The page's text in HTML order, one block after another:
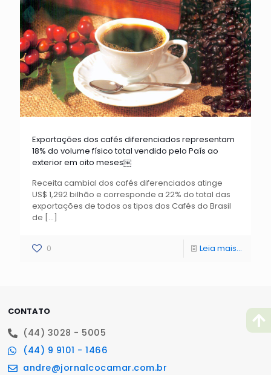
Exportações dos cafés diferenciados representam
18% do volume físico total vendido pelo País ao
exterior em oito meses￼
Receita cambial dos cafés diferenciados atinge
US$ 1,292 bilhão e corresponde a 22% do total das
exportações de todos os tipos dos Cafés do Brasil
de […]
0 Leia mais...
CONTATO
(44) 3028 - 5005
(44) 9 9101 - 1466
andre@jornalcocamar.com.br